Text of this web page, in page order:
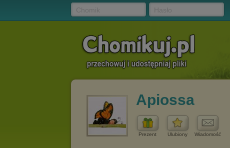
Apiossa
Prezent Ulubiony Wiadomość